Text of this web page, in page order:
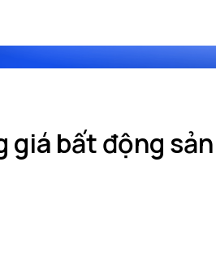
giá bất động sản